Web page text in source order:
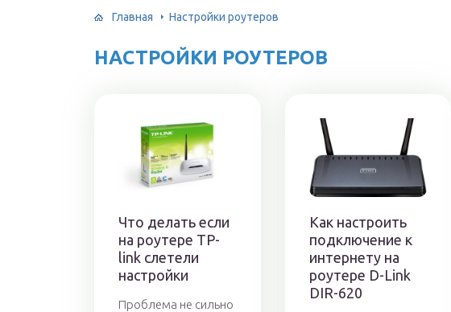
Главная Настройки роутеров
НАСТРОЙКИ РОУТЕРОВ
Что делать если
на роутере TP-
link слетели
настройки
Проблема не сильно
Как настроить
подключение к
интернету на
роутере D-Link
DIR-620